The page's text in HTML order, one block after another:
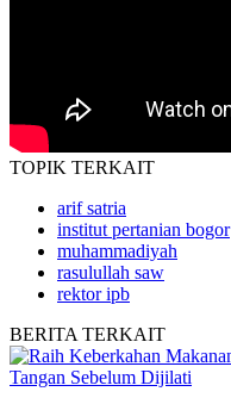
TOPIK TERKAIT
arif satria
institut pertanian bogor
muhammadiyah
rasulullah saw
rektor ipb
BERITA TERKAIT